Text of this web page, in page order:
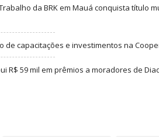
da BRK em Mauá conquista título
de capacitações e investimentos na
R$ 59 mil em prêmios a moradores de